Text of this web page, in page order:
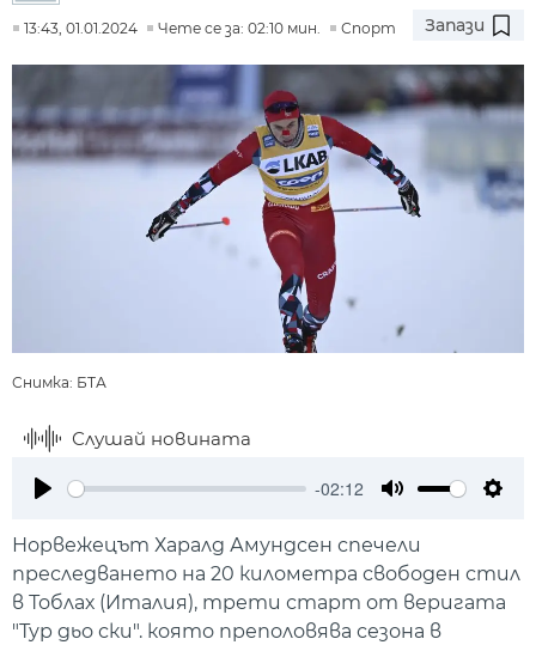
13:43, 01.01.2024 Чете се за: 02:10 мин. Спорт Запази
Снимка: БТА
Слушай новината
-02:12
Норвежецът Харалд Амундсен спечели
преследването на 20 километра свободен стил
в Тоблах (Италия), трети старт от веригата
"Тур дьо ски". която преполовява сезона в